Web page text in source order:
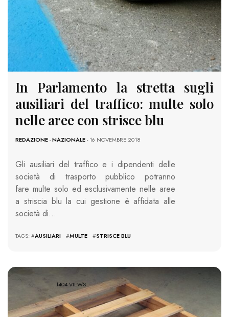
In Parlamento la stretta sugli
ausiliari del traffico: multe solo
nelle aree con strisce blu
REDAZIONE-NAZIONALE- 16 NOVEMBRE 2018
Gli ausiliari del traffico e i dipendenti delle
società di trasporto pubblico potranno
fare multe solo ed esclusivamente nelle aree
a striscia blu la cui gestione è affidata alle
società di…
TAGS: #AUSILIARI #MULTE #STRISCE BLU
1404 VIEWS